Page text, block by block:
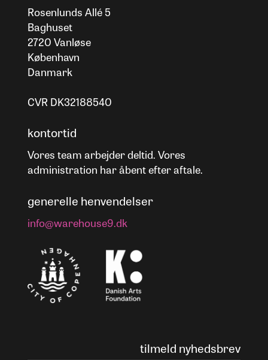
Rosenlunds Allé 5
Baghuset
2720 Vanløse
København
Danmark
CVR DK32188540
kontortid
Vores team arbejder deltid. Vores
administration har åbent efter aftale.
generelle henvendelser
info@warehouse9.dk
tilmeld nyhedsbrev